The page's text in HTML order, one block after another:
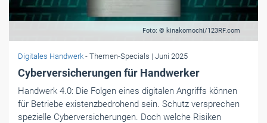
Foto: © kinakomochi/123RF.com
Digitales Handwerk - Themen-Specials | Juni 2025
Cyberversicherungen für Handwerker
Handwerk 4.0: Die Folgen eines digitalen Angriffs können
für Betriebe existenzbedrohend sein. Schutz versprechen
spezielle Cyberversicherungen. Doch welche Risiken